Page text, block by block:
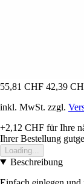
55,81 CHF 42,39
inkl. MwSt. zzgl.
+2,12 CHF für Ihre
Ihrer Bestellung
Loading...
Beschreibung